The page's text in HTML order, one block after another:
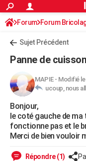
ACTUALITÉS
Politique
Société
Faits Divers
Education
Monde
Villes
+
Retraite
Impôts
Epargne
Immobilier
Risques naturels par ville
Banque
Assurance
Crédit
AUTO
Essais
Réserver un essai
Citadines
Berlines
SUV
Forum auto
+HIGH-TECH
Mobiles
Meilleur smartphone
Internet
Ordinateurs
Jeux vidéo
Guide high-tech
+BRICOLAGE
Forum
Aménagement intérieur
Extérieur
Cuisine
Salle de bains
Jardinage
Rangement
WEEK-END
Forum Forum
Sujet Précédent
Panne de
MAPIE- Modifié le
ucoup, nous
Bonjour,
le coté gauche de ma
fonctionne pas et le
Merci de bien vouloir
Répondre (1)